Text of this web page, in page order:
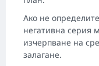
Ако не
негативна серия
изчерпване на
залагане.